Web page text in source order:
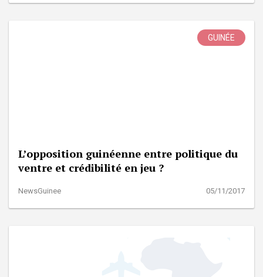
GUINÉE
L’opposition guinéenne entre politique du
ventre et crédibilité en jeu ?
NewsGuinee 05/11/2017